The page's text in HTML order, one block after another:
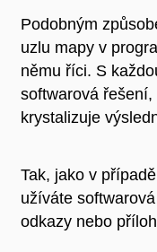
Podobným
uzlu mapy v
němu říci. S
softwarová
krystalizuje
Tak, jako v
užíváte
odkazy nebo